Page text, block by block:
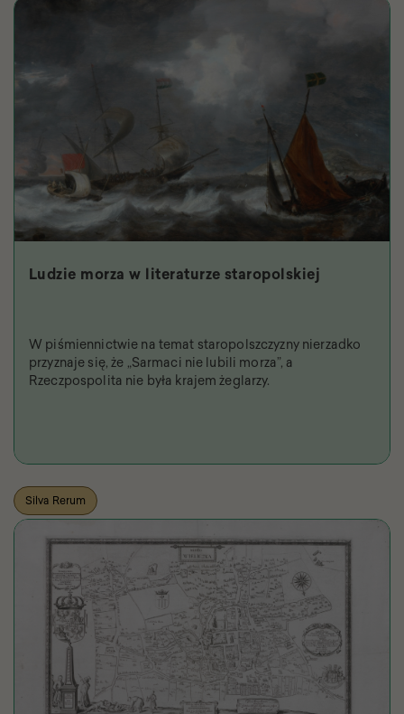
Ludzie morza w literaturze staropolskiej
W piśmiennictwie na temat staropolszczyzny nierzadko
przyznaje się, że „Sarmaci nie lubili morza”, a
Rzeczpospolita nie była krajem żeglarzy.
Silva Rerum